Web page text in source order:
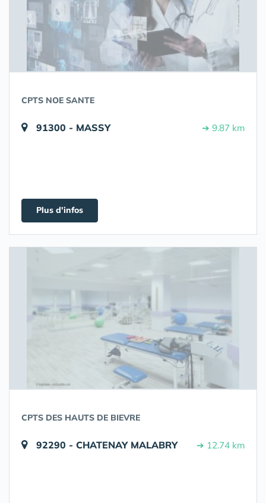
CPTS NOE SANTE
91300 - MASSY ➔ 9.87 km
Plus d'infos
CPTS DES HAUTS DE BIEVRE
92290 - CHATENAY MALABRY ➔ 12.74 km